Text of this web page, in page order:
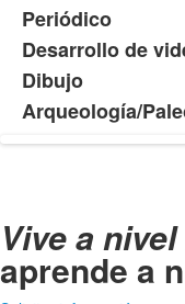
Periódico
Desarrollo de
Dibujo
Arqueología/
Vive a
aprende a